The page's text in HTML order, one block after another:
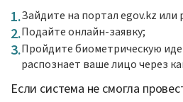
Зайдите на портал egov.kz или
Подайте онлайн-заявку;
Пройдите биометрическую
распознает ваше лицо через
Если система не смогла